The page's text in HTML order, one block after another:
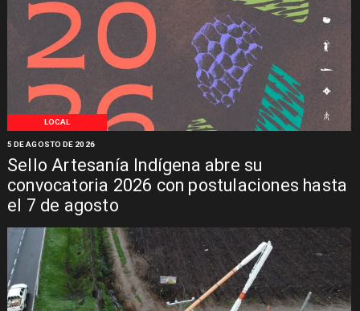
LOCAL
Sello Artesanía Indígena abre su
convocatoria 2026 con postulaciones hasta
el 7 de agosto
5 DE AGOSTO DE 2026